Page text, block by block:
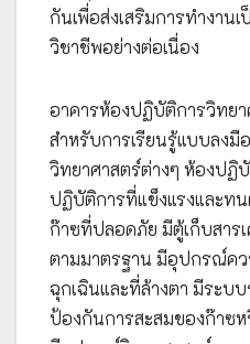
กันเพื่อส่งเสริมการทำงาน
วิชาชีพอย่างต่อเนื่อง
อาคารห้องปฏิบัติการวิทย
สำหรับการเรียนรู้แบบลงมื
วิทยาศาสตร์ต่างๆ ห้องปฏิ
ปฏิบัติการที่แข็งแรงและท
ก๊าซที่ปลอดภัย มีตู้เก็บสา
ตามมาตรฐาน มีอุปกรณ์ค
ฉุกเฉินและที่ล้างตา มีระบ
ป้องกันการสะสมของก๊าซห